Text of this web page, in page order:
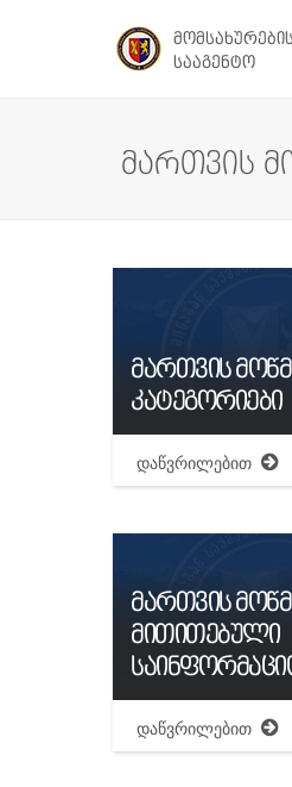
მომსახურების
სააგენტო
მართვის
მართვის
კატეგორიები
დაწვრილებით
მართვის
მითითებული
დაწვრილებით